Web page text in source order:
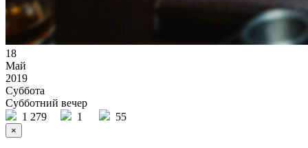
18
Май
2019
Суббота
Субботний вечер
1 279
1 55
×